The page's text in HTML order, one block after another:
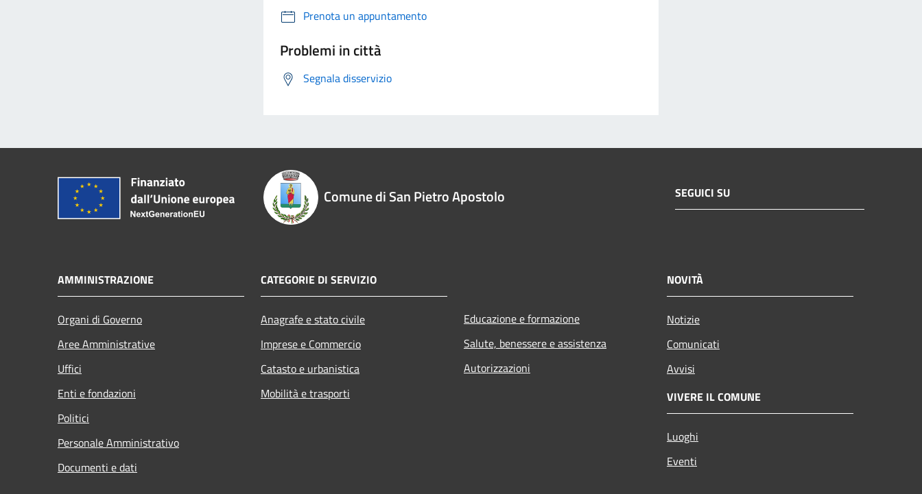
Prenota un appuntamento
Problemi in città
Segnala disservizio
Comune di San Pietro Apostolo SEGUICI SU
AMMINISTRAZIONE
Organi di Governo
Aree Amministrative
Uffici
Enti e fondazioni
Politici
Personale Amministrativo
Documenti e dati
CATEGORIE DI SERVIZIO
Anagrafe e stato civile
Imprese e Commercio
Catasto e urbanistica
Mobilità e trasporti
Educazione e formazione
Salute, benessere e assistenza
Autorizzazioni
NOVITÀ
Notizie
Comunicati
Avvisi
VIVERE IL COMUNE
Luoghi
Eventi